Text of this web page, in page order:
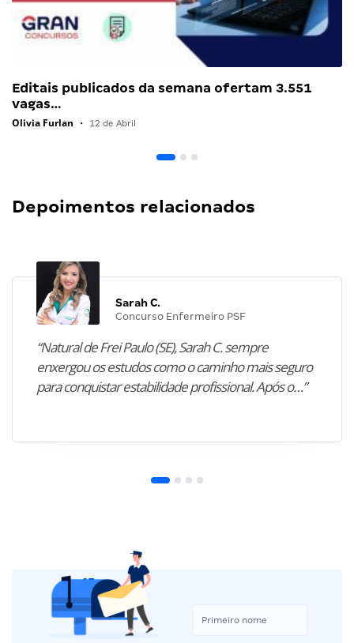
Editais publicados da semana ofertam 3.551
vagas…
Olivia Furlan • 12 de Abril
Depoimentos relacionados
Sarah C.
Concurso Enfermeiro PSF
“Natural de Frei Paulo (SE), Sarah C. sempre
enxergou os estudos como o caminho mais seguro
para conquistar estabilidade profissional. Após o…”